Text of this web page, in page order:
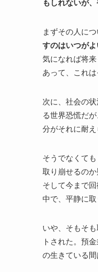
もしれないが
まずその人につ
すのはいつが
気になれば将
あって、これ
次に、社会の状
る世界恐慌だ
分がそれに耐
そうでなくて
取り崩せるの
そして今まで
中で、平静に取
いや、そもそ
トされた。預
の生きている